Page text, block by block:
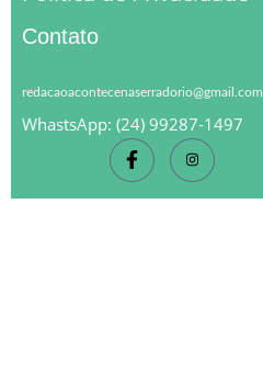
Contato
redacaoacontecenaserradorio@gmail.com
WhastsApp: (24) 99287-1497